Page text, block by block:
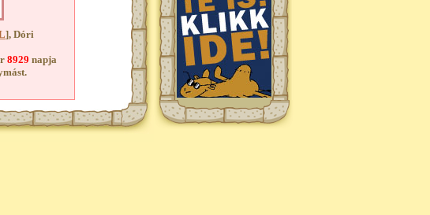
], Dóri
8929 napja